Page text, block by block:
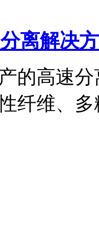
离解决
的高速
纤维、